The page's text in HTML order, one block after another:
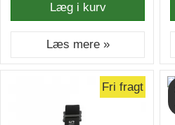
Læg i kurv
Læs mere »
Fri fragt